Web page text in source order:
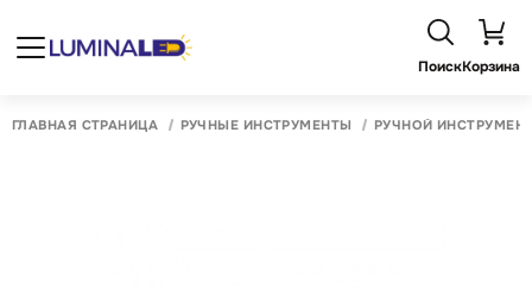
ПоискКорзина
ГЛАВНАЯ СТРАНИЦА РУЧНЫЕ ИНСТРУМЕНТЫ РУЧНОЙ